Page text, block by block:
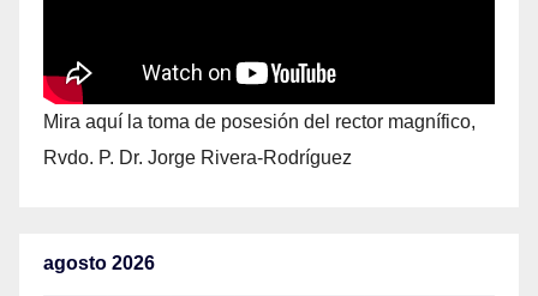
Mira aquí la toma de posesión del rector magnífico,
Rvdo. P. Dr. Jorge Rivera-Rodríguez
agosto 2026